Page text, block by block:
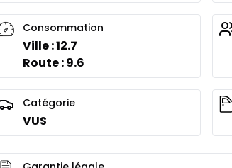
Consommation
Ville : 12.7
Route : 9.6
Catégorie
VUS